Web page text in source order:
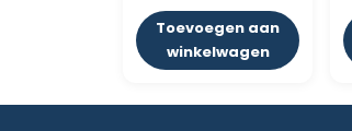
Toevoegen aan
winkelwagen